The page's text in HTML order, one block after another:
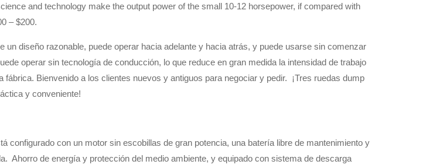
and technology make the output power of the small 10-12 horsepower, if compared with
– $200.
un diseño razonable, puede operar hacia adelante y hacia atrás, y puede usarse sin comenzar
operar sin tecnología de conducción, lo que reduce en gran medida la intensidad de trabajo
fábrica. Bienvenido a los clientes nuevos y antiguos para negociar y pedir. ¡Tres ruedas dump
y conveniente!
configurado con un motor sin escobillas de gran potencia, una batería libre de mantenimiento y
Ahorro de energía y protección del medio ambiente, y equipado con sistema de descarga